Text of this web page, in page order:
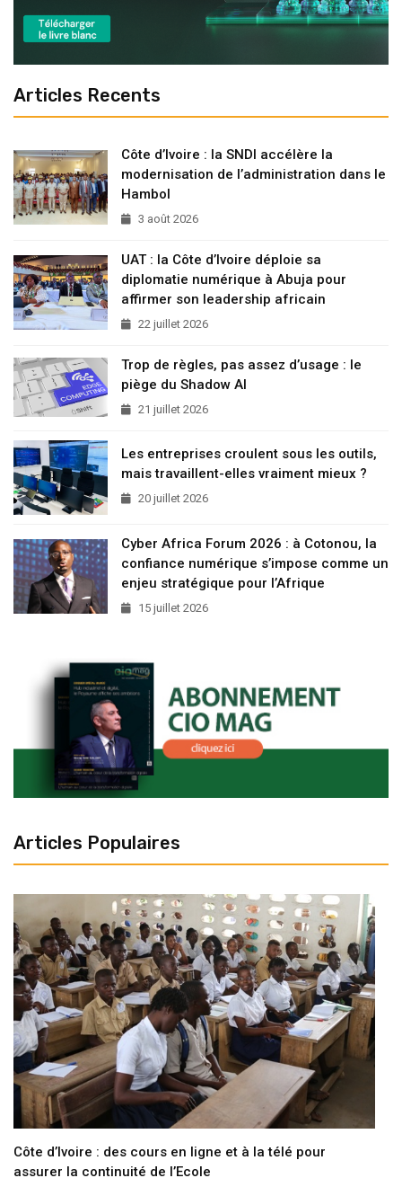
Articles Recents
Côte d’Ivoire : la SNDI accélère la
modernisation de l’administration dans le
Hambol
3 août 2026
UAT : la Côte d’Ivoire déploie sa
diplomatie numérique à Abuja pour
affirmer son leadership africain
22 juillet 2026
Trop de règles, pas assez d’usage : le
piège du Shadow AI
21 juillet 2026
Les entreprises croulent sous les outils,
mais travaillent-elles vraiment mieux ?
20 juillet 2026
Cyber Africa Forum 2026 : à Cotonou, la
confiance numérique s’impose comme un
enjeu stratégique pour l’Afrique
15 juillet 2026
Articles Populaires
Côte d’Ivoire : des cours en ligne et à la télé pour
assurer la continuité de l’Ecole